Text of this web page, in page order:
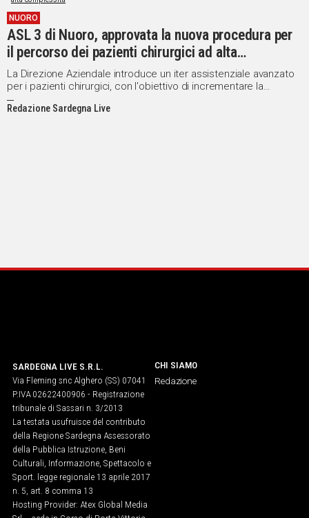
NUORO
ASL 3 di Nuoro, approvata la nuova procedura per
il percorso dei pazienti chirurgici ad alta
complessità
La Direzione Aziendale introduce un iter assistenziale avanzato
per i pazienti chirurgici, con l'obiettivo di incrementare la
sicurezza e l'efficienza delle operazioni
Redazione Sardegna Live
SARDEGNA LIVE S.R.L.
Via Fleming snc Alghero (SS) 07041
P.IVA 02622400906 - Registrazione
tribunale di Sassari n. 3/2013
La testata usufruisce del contributo
della Regione Sardegna Assessorato
della Pubblica Istruzione, Beni
Culturali, Informazione, Spettacolo e
Sport. legge regionale 13 aprile 2017
n. 5, art. 8 comma 13
Hosting Provider: Atex Global Media
CHI SIAMO
Redazione